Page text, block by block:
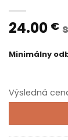
24.00 €
Minimálny
Výsledná